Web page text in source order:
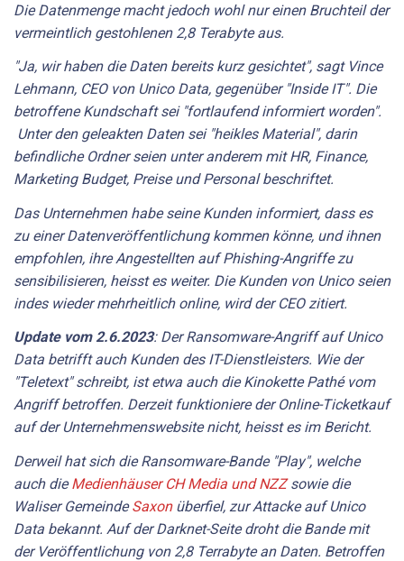
Die Datenmenge macht jedoch wohl nur einen Bruchteil der
vermeintlich gestohlenen 2,8 Terabyte aus.
"Ja, wir haben die Daten bereits kurz gesichtet", sagt Vince
Lehmann, CEO von Unico Data, gegenüber "Inside IT". Die
betroffene Kundschaft sei "fortlaufend informiert worden".
Unter den geleakten Daten sei "heikles Material", darin
befindliche Ordner seien unter anderem mit HR, Finance,
Marketing Budget, Preise und Personal beschriftet.
Das Unternehmen habe seine Kunden informiert, dass es
zu einer Datenveröffentlichung kommen könne, und ihnen
empfohlen, ihre Angestellten auf Phishing-Angriffe zu
sensibilisieren, heisst es weiter. Die Kunden von Unico seien
indes wieder mehrheitlich online, wird der CEO zitiert.
Update vom 2.6.2023: Der Ransomware-Angriff auf Unico
Data betrifft auch Kunden des IT-Dienstleisters. Wie der
"Teletext" schreibt, ist etwa auch die Kinokette Pathé vom
Angriff betroffen. Derzeit funktioniere der Online-Ticketkauf
auf der Unternehmenswebsite nicht, heisst es im Bericht.
Derweil hat sich die Ransomware-Bande "Play", welche
auch dieMedienhäuser CH Media und NZZsowie die
Waliser GemeindeSaxon überfiel, zur Attacke auf Unico
Data bekannt. Auf der Darknet-Seite droht die Bande mit
der Veröffentlichung von 2,8 Terrabyte an Daten. Betroffen